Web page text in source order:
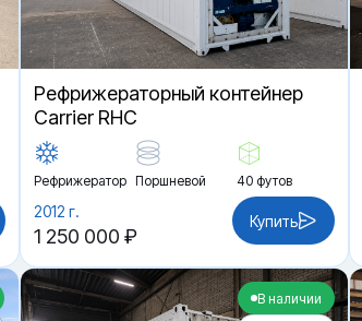
Рефрижераторный контейнер
Carrier RHC
Рефрижератор Поршневой 40 футов
2012 г.
1 250 000 ₽
Купить
В наличии